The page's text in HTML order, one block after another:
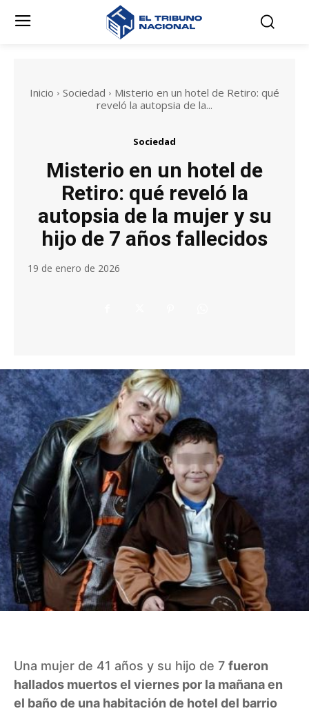
Inicio Sociedad
Misterio en un hotel de Retiro: qué
reveló la autopsia de la...
Sociedad
Misterio en un hotel de
Retiro: qué reveló la
autopsia de la mujer y su
hijo de 7 años fallecidos
19 de enero de 2026
Una mujer de 41 años y su hijo de 7 fueron
hallados muertos el viernes por la mañana en
el baño de una habitación de hotel del barrio